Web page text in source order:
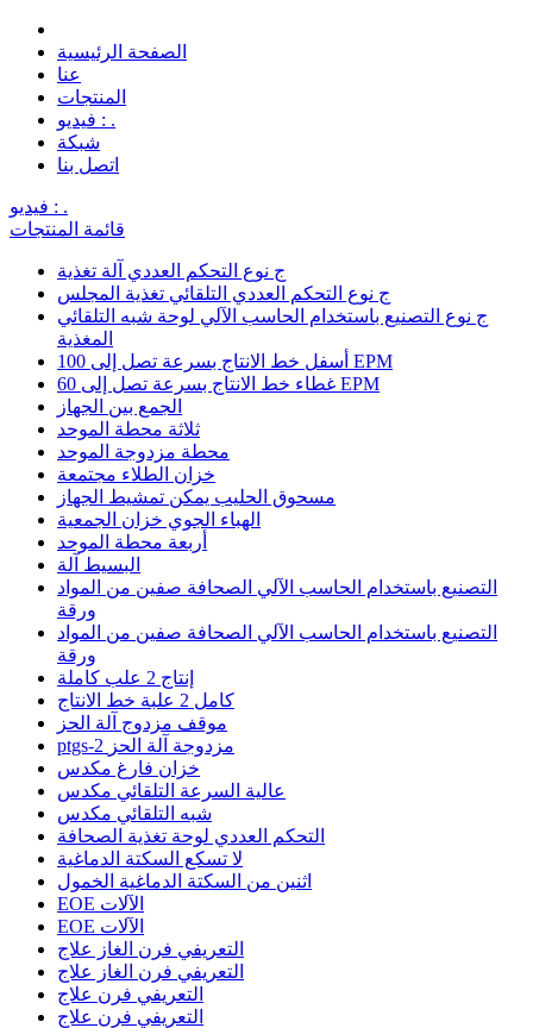
الصفحة الرئيسية
عنا
المنتجات
فيديو : .
شبكة
اتصل بنا
فيديو : .
قائمة المنتجات
ج نوع التحكم العددي آلة تغذية
ج نوع التحكم العددي التلقائي تغذية المجلس
ج نوع التصنيع باستخدام الحاسب الآلي لوحة شبه التلقائي
المغذية
أسفل خط الانتاج بسرعة تصل إلى 100 EPM
غطاء خط الانتاج بسرعة تصل إلى 60 EPM
الجمع بين الجهاز
ثلاثة محطة الموحد
محطة مزدوجة الموحد
خزان الطلاء مجتمعة
مسحوق الحليب يمكن تمشيط الجهاز
الهباء الجوي خزان الجمعية
أربعة محطة الموحد
البسيط آلة
التصنيع باستخدام الحاسب الآلي الصحافة صفين من المواد
ورقة
التصنيع باستخدام الحاسب الآلي الصحافة صفين من المواد
ورقة
إنتاج 2 علب كاملة
كامل 2 علبة خط الانتاج
موقف مزدوج آلة الحز
ptgs-2 مزدوجة آلة الحز
خزان فارغ مكدس
عالية السرعة التلقائي مكدس
شبه التلقائي مكدس
التحكم العددي لوحة تغذية الصحافة
لا تسكع السكتة الدماغية
اثنين من السكتة الدماغية الخمول
EOE الآلات
EOE الآلات
التعريفي فرن الغاز علاج
التعريفي فرن الغاز علاج
التعريفي فرن علاج
التعريفي فرن علاج